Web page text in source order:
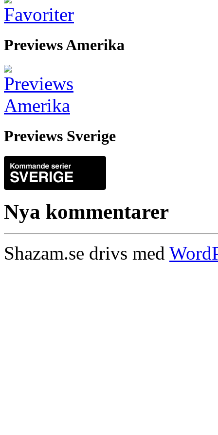
Previews Amerika
Previews Sverige
Nya kommentarer
Shazam.se drivs med